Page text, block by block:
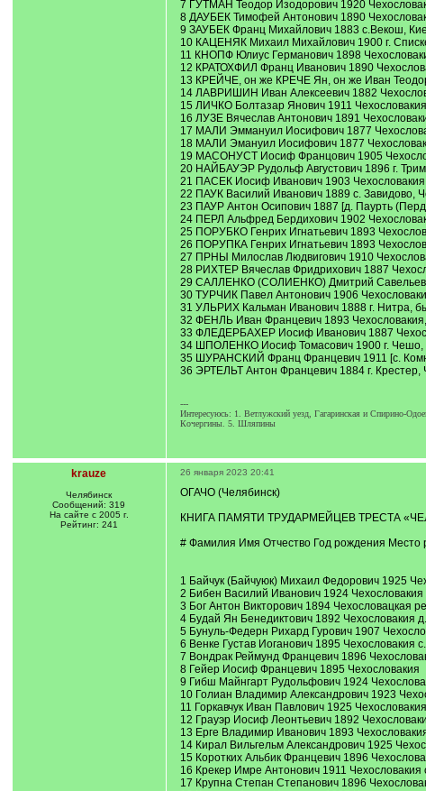
7 ГУТМАН Теодор Изодорович 1920
8 ДАУБЕК Тимофей Антонович 1890
9 ЗАУБЕК Франц Михайлович 1883 с.Векош,
10 КАЦЕНЯК Михаил Михайлович 1900 г.
11 КНОПФ Юлиус Германович 1898
12 КРАТОХФИЛ Франц Иванович 1890
13 КРЕЙЧЕ, он же КРЕЧЕ Ян, он же Иван
14 ЛАВРИШИН Иван Алексеевич 1882
15 ЛИЧКО Болтазар Янович 1911
16 ЛУЗЕ Вячеслав Антонович 1891
17 МАЛИ Эммануил Иосифович 1877
18 МАЛИ Эмануил Иосифович 1877
19 МАСОНУСТ Иосиф Францович 1905
20 НАЙБАУЭР Рудольф Августович 1896 г.
21 ПАСЕК Иосиф Иванович 1903 Чехословакия
22 ПАУК Василий Иванович 1889 с. Завидово,
23 ПАУР Антон Осипович 1887 [д. Паурть
24 ПЕРЛ Альфред Бердихович 1902
25 ПОРУБКО Генрих Игнатьевич 1893
26 ПОРУПКА Генрих Игнатьевич 1893
27 ПРНЫ Милослав Людвигович 1910
28 РИХТЕР Вячеслав Фридрихович 1887
29 САЛЛЕНКО (СОЛИЕНКО) Дмитрий Савельевич
30 ТУРЧИК Павел Антонович 1906
31 УЛЬРИХ Кальман Иванович 1888 г. Нитра,
32 ФЕНЛЬ Иван Францевич 1893
33 ФЛЕДЕРБАХЕР Иосиф Иванович 1887
34 ШПОЛЕНКО Иосиф Томасович 1900 г. Чешо,
35 ШУРАНСКИЙ Франц Францевич 1911 [с.
36 ЭРТЕЛЬТ Антон Францевич 1884 г. Крестер,
---
Интересуюсь: 1. Ветлужский уезд, Гагаринская и Спирино-
Кочергины. 5. Шляпины
krauze
Челябинск
Сообщений: 319
На сайте с 2005 г.
Рейтинг: 241
26 января 2023 20:41
ОГАЧО (Челябинск)
КНИГА ПАМЯТИ ТРУДАРМЕЙЦЕВ ТРЕСТА
# Фамилия Имя Отчество Год рождения Место
1 Байчук (Байчуюк) Михаил Федорович 1925
2 Бибен Василий Иванович 1924 Чехословакия
3 Бог Антон Викторович 1894 Чехословацкая
4 Будай Ян Бенедиктович 1892 Чехословакия
5 Бунуль-Федерн Рихард Гурович 1907
6 Венке Густав Иоганович 1895 Чехословакия
7 Вондрак Реймунд Францевич 1896
8 Гейер Иосиф Францевич 1895 Чехословакия
9 Гибш Майнгарт Рудольфович 1924
10 Голиан Владимир Александрович 1923
11 Горкавчук Иван Павлович 1925
12 Грауэр Иосиф Леонтьевич 1892
13 Ерге Владимир Иванович 1893
14 Кирал Вильгельм Александрович 1925
15 Коротких Альбик Францевич 1896
16 Крекер Имре Антонович 1911 Чехословакия
17 Крупна Степан Степанович 1896